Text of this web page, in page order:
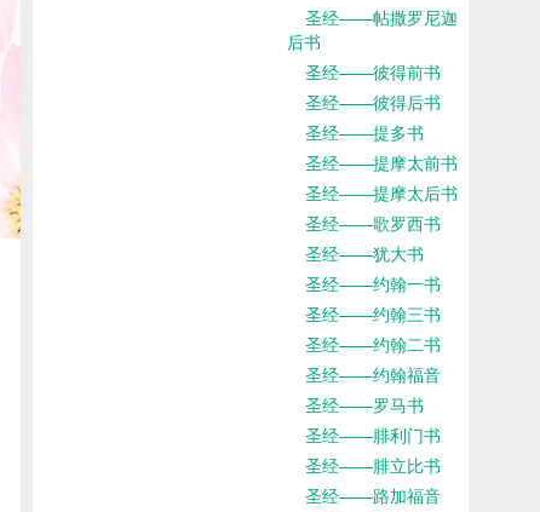
圣经——帖撒罗尼迦
后书
圣经——彼得前书
圣经——彼得后书
圣经——提多书
圣经——提摩太前书
圣经——提摩太后书
圣经——歌罗西书
圣经——犹大书
圣经——约翰一书
圣经——约翰三书
圣经——约翰二书
圣经——约翰福音
圣经——罗马书
圣经——腓利门书
圣经——腓立比书
圣经——路加福音